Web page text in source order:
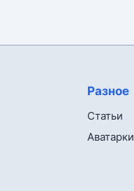
Разное
Статьи
Аватарки